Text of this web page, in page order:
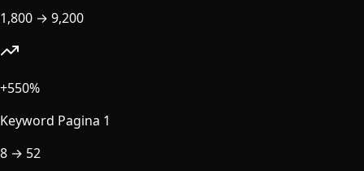
1,800 → 9,200
+550%
Keyword Pagina 1
8 → 52